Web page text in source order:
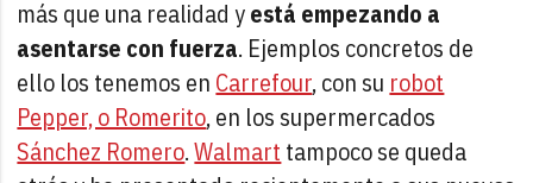
más que una realidad yestá empezando a
asentarse con fuerza. Ejemplos concretos de
ello los tenemos en Carrefour, con su robot
Pepper, o Romerito, en los supermercados
Sánchez Romero.Walmart tampoco se queda